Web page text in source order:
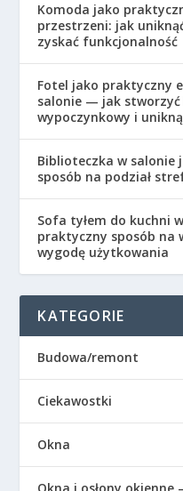
Komoda jako
przestrzeni: jak
zyskać funkcjonalność
Fotel jako praktyczny
salonie — jak
wypoczynkowy i
Biblioteczka w
sposób na podział
Sofa tyłem do kuchni
praktyczny sposób na
wygodę użytkowania
KATEGORIE
Budowa/remont
Ciekawostki
Okna